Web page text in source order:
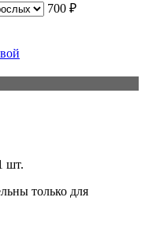
700 ₽
шт.
только для